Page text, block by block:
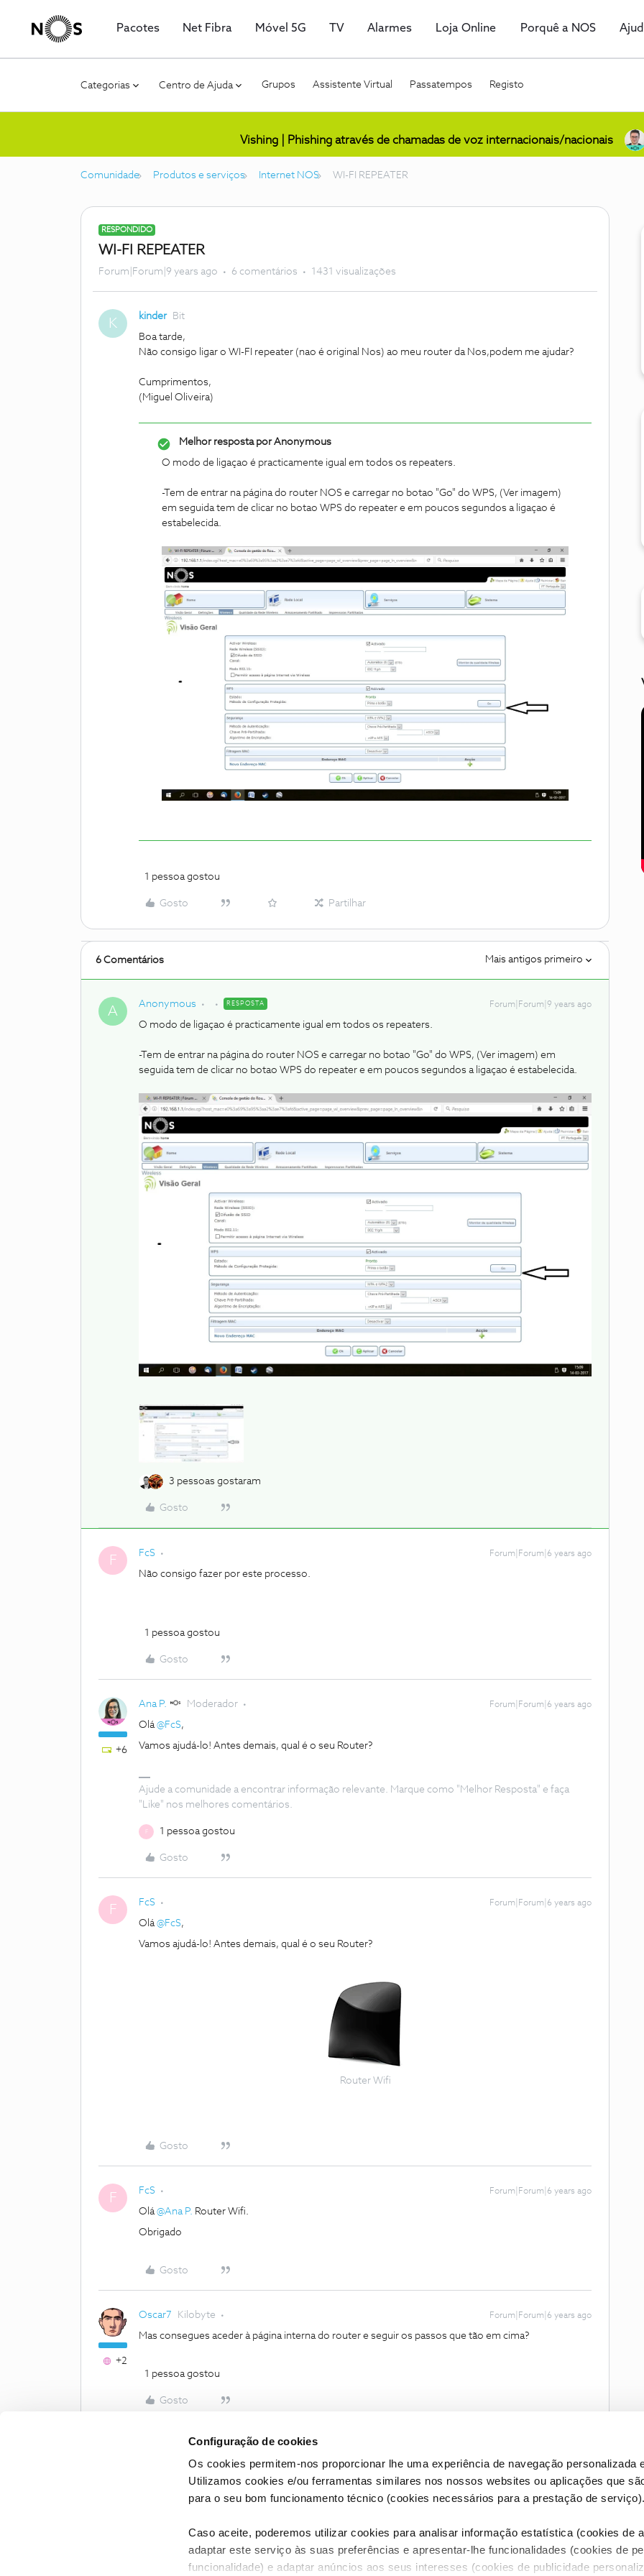
Configuração de cookies
Os cookies permitem-nos proporcionar lhe uma experiência de navegação personalizada
Utilizamos cookies e/ou ferramentas similares nos nossos websites ou aplicações que
para o seu bom funcionamento técnico (cookies necessários para a prestação de serviço).
Caso aceite, poderemos utilizar cookies para analisar informação estatística (cookies de
adaptar este serviço às suas preferências e apresentar-lhe funcionalidades (cookies de
funcionalidade) e adaptar anúncios aos seus interesses (cookies de publicidade
Pacotes Net Fibra Móvel 5G TV Alarmes Loja Online Porquê a NOS
Categorias Centro de Ajuda Grupos Assistente Virtual Passatempos Registo
Vishing | Phishing através de chamadas de voz internacionais/nacionais
Comunidade Produtos e serviços Internet NOS WI-FI REPEATER
RESPONDIDO
WI-FI REPEATER
Forum|Forum|9 years ago 6 comentários 1431 visualizações
K kinder Bit
Boa tarde,
Não consigo ligar o WI-FI repeater (nao é original Nos) ao meu router da Nos,podem me ajudar?
Cumprimentos,
(Miguel Oliveira)
Melhor resposta porAnonymous
O modo de ligaçao é practicamente igual em todos os repeaters.
-Tem de entrar na página do router NOS e carregar no botao "Go" do WPS, (Ver imagem)
em seguida tem de clicar no botao WPS do repeater e em poucos segundos a ligaçao é
estabelecida.
1 pessoa gostou
Gosto Partilhar
6 Comentários Mais antigos primeiro
A Anonymous RESPOSTA Forum|Forum|9 years ago
O modo de ligaçao é practicamente igual em todos os repeaters.
-Tem de entrar na página do router NOS e carregar no botao "Go" do WPS, (Ver imagem) em
seguida tem de clicar no botao WPS do repeater e em poucos segundos a ligaçao é estabelecida.
3 pessoas gostaram
Gosto
F FcS Forum|Forum|6 years ago
Não consigo fazer por este processo.
1 pessoa gostou
Gosto
+6
Ana P. Moderador Forum|Forum|6 years ago
Olá@FcS,
Vamos ajudá-lo! Antes demais, qual é o seu Router?
Ajude a comunidade a encontrar informação relevante. Marque como "Melhor Resposta" e faça
"Like" nos melhores comentários.
1 pessoa gostou
Gosto
F FcS Forum|Forum|6 years ago
Olá@FcS,
Vamos ajudá-lo! Antes demais, qual é o seu Router?
Router Wifi
Gosto
F FcS Forum|Forum|6 years ago
Olá@Ana P. Router Wifi.
Obrigado
Gosto
+2
Oscar7 Kilobyte Forum|Forum|6 years ago
Mas consegues aceder à página interna do router e seguir os passos que tão em cima?
1 pessoa gostou
Gosto
Condições do Fórum NOS Accessibility statement